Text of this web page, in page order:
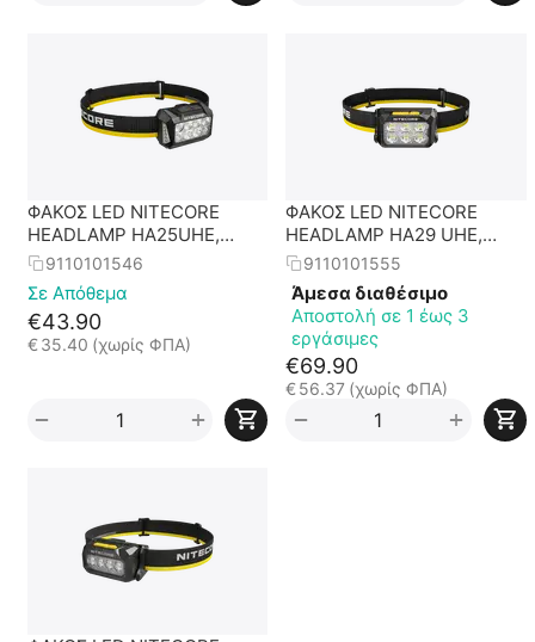
ΦΑΚΟΣ LED NITECORE
HEADLAMP HA25UHE,
800lumens
9110101546
Σε Απόθεμα
€43.90
€ 35.40 (χωρίς ΦΠΑ)
+
−
ΦΑΚΟΣ LED NITECORE
HEADLAMP HA29 UHE,
1200 lumens with HLB2500
9110101555
Άμεσα διαθέσιμο
Αποστολή σε 1 έως 3
εργάσιμες
€69.90
€56.37 (χωρίς ΦΠΑ)
+
−